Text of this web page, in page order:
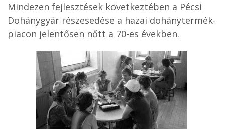
Mindezen fejlesztések következtében a Pécsi
Dohánygyár részesedése a hazai dohánytermék-
piacon jelentősen nőtt a 70-es években.